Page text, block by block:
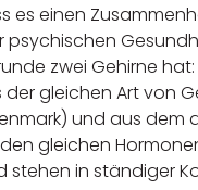
es einen
zwei Gehirne
gleichen Art von
und aus dem
gleichen
in ständiger